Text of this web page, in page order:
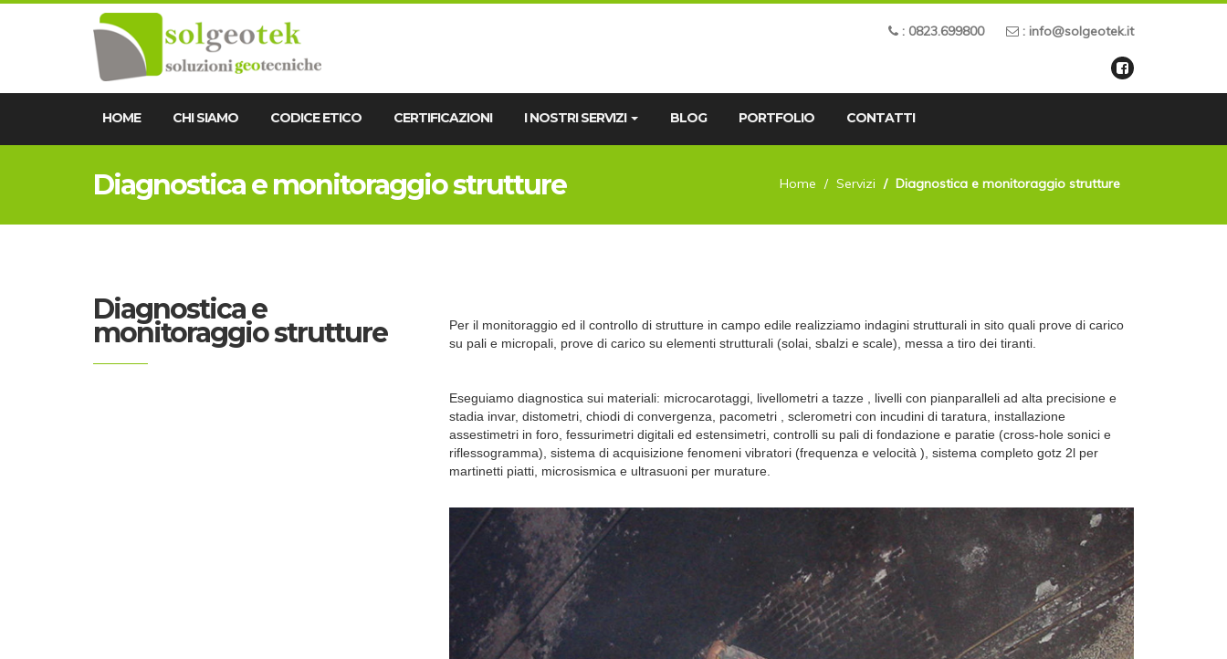
: 0823.699800 : info@solgeotek.it
HOME CHI SIAMO CODICE ETICO CERTIFICAZIONI I NOSTRI SERVIZI BLOG PORTFOLIO CONTATTI
Diagnostica e monitoraggio strutture Home Servizi Diagnostica e monitoraggio strutture
Diagnostica e
monitoraggio strutture
Per il monitoraggio ed il controllo di strutture in campo edile realizziamo indagini strutturali in sito quali prove di carico
su pali e micropali, prove di carico su elementi strutturali (solai, sbalzi e scale), messa a tiro dei tiranti.
Eseguiamo diagnostica sui materiali: microcarotaggi, livellometri a tazze , livelli con pianparalleli ad alta precisione e
stadia invar, distometri, chiodi di convergenza, pacometri , sclerometri con incudini di taratura, installazione
assestimetri in foro, fessurimetri digitali ed estensimetri, controlli su pali di fondazione e paratie (cross-hole sonici e
riflessogramma), sistema di acquisizione fenomeni vibratori (frequenza e velocità ), sistema completo gotz 2l per
martinetti piatti, microsismica e ultrasuoni per murature.